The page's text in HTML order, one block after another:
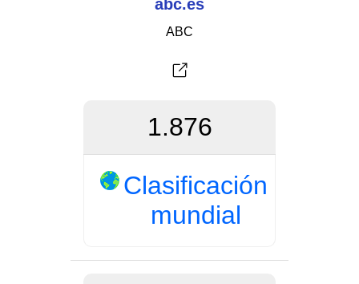
abc.es
ABC
1.876
Clasificación
mundial